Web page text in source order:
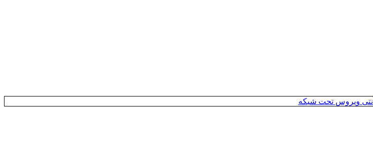
آنتی ویروس تحت شبکه